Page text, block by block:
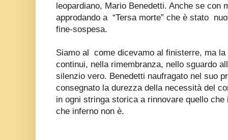
leopardiano, Mario Benedetti. Anche se con
approdando a “Tersa morte” che è stato
fine-sospesa.
Siamo al come dicevamo al finisterre, ma
continui, nella rimembranza, nello sguardo
silenzio vero. Benedetti naufragato nel suo
consegnato la durezza della necessità del
in ogni stringa storica a rinnovare quello che
che inferno non è.